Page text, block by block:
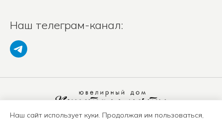
Наш телеграм-канал:
Наш сайт использует куки. Продолжая им пользоваться,